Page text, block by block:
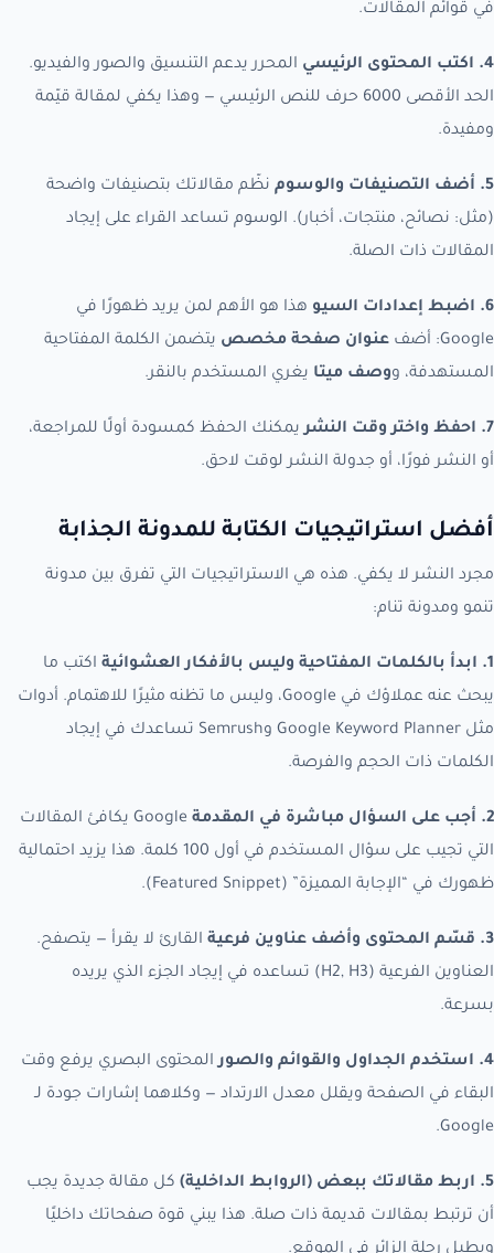
في قوائم المقالات.
4. اكتب المحتوى الرئيسي
المحرر يدعم التنسيق والصور والفيديو.
الحد الأقصى 6000 حرف للنص الرئيسي — وهذا يكفي لمقالة قيّمة
ومفيدة.
5. أضف التصنيفات والوسوم
نظّم مقالاتك بتصنيفات واضحة
(مثل: نصائح، منتجات، أخبار). الوسوم تساعد القراء على إيجاد
المقالات ذات الصلة.
6. اضبط إعدادات السيو
هذا هو الأهم لمن يريد ظهورًا في
Google: أضف
عنوان صفحة مخصص يتضمن الكلمة المفتاحية
المستهدفة، ووصف ميتا يغري المستخدم بالنقر.
7. احفظ واختر وقت النشر
يمكنك الحفظ كمسودة أولًا للمراجعة،
أو النشر فورًا، أو جدولة النشر لوقت لاحق.
أفضل استراتيجيات الكتابة للمدونة الجذابة
مجرد النشر لا يكفي. هذه هي الاستراتيجيات التي تفرق بين مدونة
تنمو ومدونة تنام:
1. ابدأ بالكلمات المفتاحية وليس بالأفكار العشوائية
اكتب ما
يبحث عنه عملاؤك في Google، وليس ما تظنه مثيرًا للاهتمام. أدوات
مثل Google Keyword Planner وSemrush تساعدك في إيجاد
الكلمات ذات الحجم والفرصة.
2. أجب على السؤال مباشرة في المقدمة
Google يكافئ المقالات
التي تجيب على سؤال المستخدم في أول 100 كلمة. هذا يزيد احتمالية
ظهورك في “الإجابة المميزة” (Featured Snippet).
3. قسّم المحتوى وأضف عناوين فرعية
القارئ لا يقرأ — يتصفح.
العناوين الفرعية (H2, H3) تساعده في إيجاد الجزء الذي يريده
بسرعة.
4. استخدم الجداول والقوائم والصور
المحتوى البصري يرفع وقت
البقاء في الصفحة ويقلل معدل الارتداد — وكلاهما إشارات جودة لـ
Google.
5. اربط مقالاتك ببعض (الروابط الداخلية)
كل مقالة جديدة يجب
أن ترتبط بمقالات قديمة ذات صلة. هذا يبني قوة صفحاتك داخليًا